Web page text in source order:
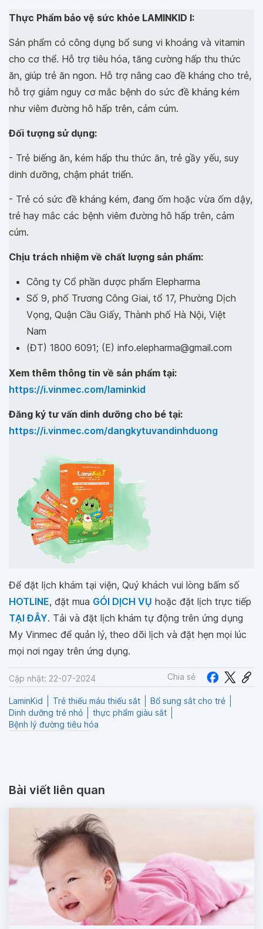
Thực Phẩm bảo vệ sức khỏe LAMINKID I:
Sản phẩm có công dụng bổ sung vi khoáng và vitamin
cho cơ thể. Hỗ trợ tiêu hóa, tăng cường hấp thu thức
ăn, giúp trẻ ăn ngon. Hỗ trợ nâng cao đề kháng cho trẻ,
hỗ trợ giảm nguy cơ mắc bệnh do sức đề kháng kém
như viêm đường hô hấp trên, cảm cúm.
Đối tượng sử dụng:
- Trẻ biếng ăn, kém hấp thu thức ăn, trẻ gầy yếu, suy
dinh dưỡng, chậm phát triển.
- Trẻ có sức đề kháng kém, đang ốm hoặc vừa ốm dậy,
trẻ hay mắc các bệnh viêm đường hô hấp trên, cảm
cúm.
Chịu trách nhiệm về chất lượng sản phẩm:
Công ty Cổ phần dược phẩm Elepharma
Số 9, phố Trương Công Giai, tổ 17, Phường Dịch
Vọng, Quận Cầu Giấy, Thành phố Hà Nội, Việt
Nam
(ĐT) 1800 6091; (E) info.elepharma@gmail.com
Xem thêm thông tin về sản phẩm tại:
https://i.vinmec.com/laminkid
Đăng ký tư vấn dinh dưỡng cho bé tại:
https://i.vinmec.com/dangkytuvandinhduong
Để đặt lịch khám tại viện, Quý khách vui lòng bấm số
HOTLINE, đặt mua GÓI DỊCH VỤ hoặc đặt lịch trực tiếp
TẠI ĐÂY. Tải và đặt lịch khám tự động trên ứng dụng
My Vinmec để quản lý, theo dõi lịch và đặt hẹn mọi lúc
mọi nơi ngay trên ứng dụng.
Cập nhật: 22-07-2024 Chia sẻ
LaminKid Trẻ thiếu máu thiếu sắt
Bổ sung sắt cho trẻ
Dinh dưỡng trẻ nhỏ
thực phẩm giàu sắt
Bệnh lý đường tiêu hóa
Bài viết liên quan